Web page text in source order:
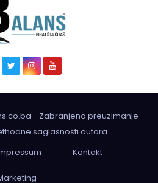
- Zabranjeno preuzimanje
saglasnosti autora
Kontakt